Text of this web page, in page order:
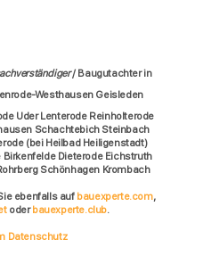
/ Baugutachter in
Westhausen Geisleden
Uder Lenterode Reinholterode
Schachtebich Steinbach
(bei Heilbad Heiligenstadt)
Dieterode Eichstruth
Schönhagen Krombach
ebenfalls auf bauexperte.com,
oderbauexperte.club.
Datenschutz